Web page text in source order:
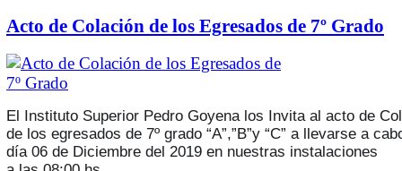
Acto de Colación de los Egresados de 7º Grado
El Instituto Superior Pedro Goyena los Invita al acto de
de los egresados de 7º grado “A”,”B”y “C” a llevarse a
día 06 de Diciembre del 2019 en nuestras instalaciones